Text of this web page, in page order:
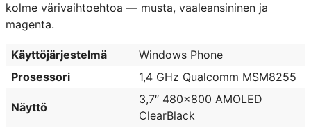
kolme värivaihtoehtoa — musta, vaaleansininen ja
magenta.
Käyttöjärjestelmä
Windows Phone
Prosessori
1,4 GHz Qualcomm MSM8255
Näyttö
3,7″ 480×800 AMOLED
ClearBlack